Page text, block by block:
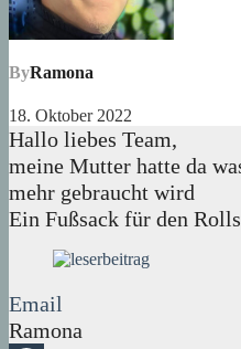
ByRamona
18. Oktober 2022
Hallo liebes Team,
meine Mutter hatte da
mehr gebraucht wird
Ein Fußsack für den
Email
Ramona